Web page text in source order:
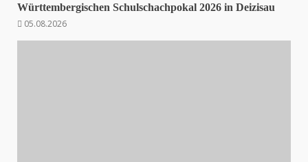
Württembergischen Schulschachpokal 2026 in Deizisau
05.08.2026